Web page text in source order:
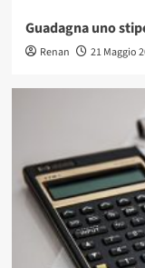
Guadagna uno
Renan 21 Maggio